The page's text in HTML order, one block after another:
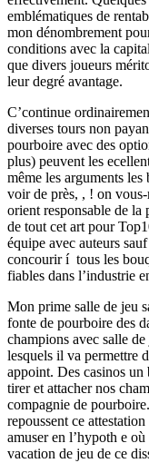
emblématiques de
mon dénombrement
conditions avec la
que divers joueurs
leur degré avantage.
C’continue
diverses tours non
pourboire avec des
plus) peuvent les
même les arguments
voir de près, , ! on
orient responsable de
de tout cet art pour
équipe avec auteurs
concourir í tous les
fiables dans l’industrie
Mon prime salle de jeu
fonte de pourboire des
champions avec salle
lesquels il va permettre
appoint. Des casinos un
tirer et attacher nos
compagnie de
repoussent ce
amuser en l’hypoth e
vacation de jeu de ce